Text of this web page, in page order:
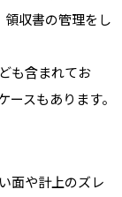
収書の管理をし
も含まれてお
スもあります。
面や計上のズレ